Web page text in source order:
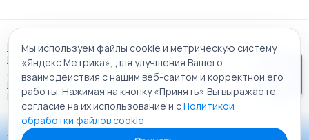
Пользовательское соглашение
Политика АО "РАД" в отношении обработки персональных
данных
Политика обработки файлов cookie
Карта сайта
© 2009 - 2026 АО «Российский аукционный дом»
Мы используем файлы cookie и метрическую систему
«Яндекс.Метрика», для улучшения Вашего
взаимодействия с нашим веб-сайтом и корректной его
работы. Нажимая на кнопку «Принять» Вы выражаете
согласие на их использование и сПолитикой
обработки файлов cookie
Приложение «РАД Каталог»